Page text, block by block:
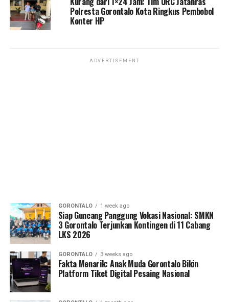
Polresta Gorontalo Kota Ringkus Pembobol
Konter HP
ADVERTISEMENT
GORONTALO 1 week ago
Siap Guncang Panggung Vokasi Nasional: SMKN
3 Gorontalo Terjunkan Kontingen di 11 Cabang
LKS 2026
GORONTALO 3 weeks ago
Fakta Menarik: Anak Muda Gorontalo Bikin
Platform Tiket Digital Pesaing Nasional